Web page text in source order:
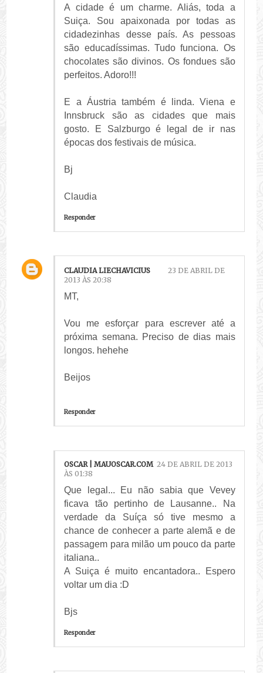
A cidade é um charme. Aliás, toda a
Suiça. Sou apaixonada por todas as
cidadezinhas desse país. As pessoas
são educadíssimas. Tudo funciona. Os
chocolates são divinos. Os fondues são
perfeitos. Adoro!!!
E a Áustria também é linda. Viena e
Innsbruck são as cidades que mais
gosto. E Salzburgo é legal de ir nas
épocas dos festivais de música.
Bj
Claudia
Responder
CLAUDIA LIECHAVICIUS
23 DE ABRIL DE
2013 ÀS 20:38
MT,
Vou me esforçar para escrever até a
próxima semana. Preciso de dias mais
longos. hehehe
Beijos
Responder
OSCAR | MAUOSCAR.COM 24 DE ABRIL DE 2013
ÀS 01:38
Que legal... Eu não sabia que Vevey
ficava tão pertinho de Lausanne.. Na
verdade da Suíça só tive mesmo a
chance de conhecer a parte alemã e de
passagem para milão um pouco da parte
italiana..
A Suiça é muito encantadora.. Espero
voltar um dia :D
Bjs
Responder